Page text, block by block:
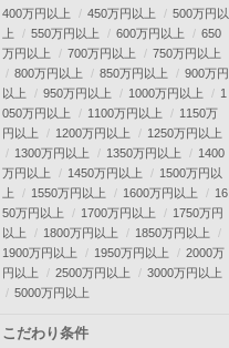
400万円以上 450万円以上
500万円以
上
550万円以上 600万円以上
650
万円以上
700万円以上
750万円以上
800万円以上
850万円以上
900万円
以上
950万円以上 1000万円以上
1
050万円以上
1100万円以上
1150万
円以上
1200万円以上
1250万円以上
1300万円以上
1350万円以上
1400
万円以上
1450万円以上
1500万円以
上
1550万円以上 1600万円以上
16
50万円以上
1700万円以上
1750万円
以上
1800万円以上
1850万円以上
1900万円以上
1950万円以上
2000万
円以上
2500万円以上
3000万円以上
5000万円以上
こだわり条件